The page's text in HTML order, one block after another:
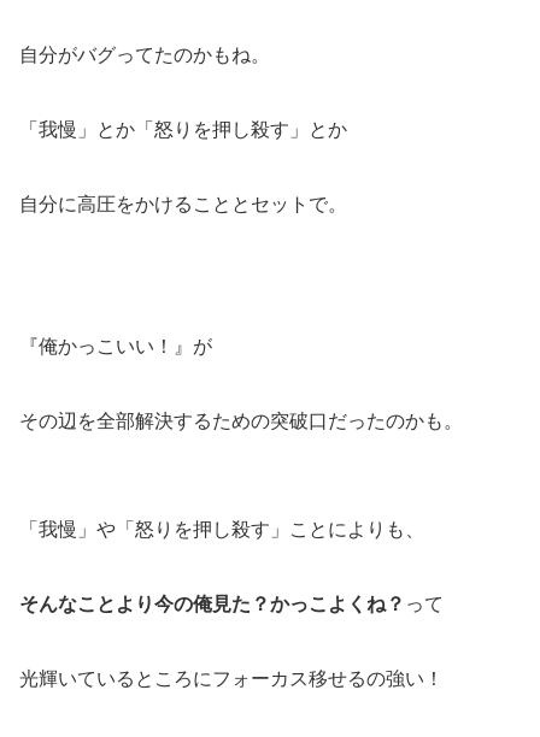
自分がバグってたのかもね。
「我慢」とか「怒りを押し殺す」とか
自分に高圧をかけることとセットで。
『俺かっこいい！』が
その辺を全部解決するための突破口だったのかも。
「我慢」や「怒りを押し殺す」ことによりも、
そんなことより今の俺見た？かっこよくね？ って
光輝いているところにフォーカス移せるの強い！